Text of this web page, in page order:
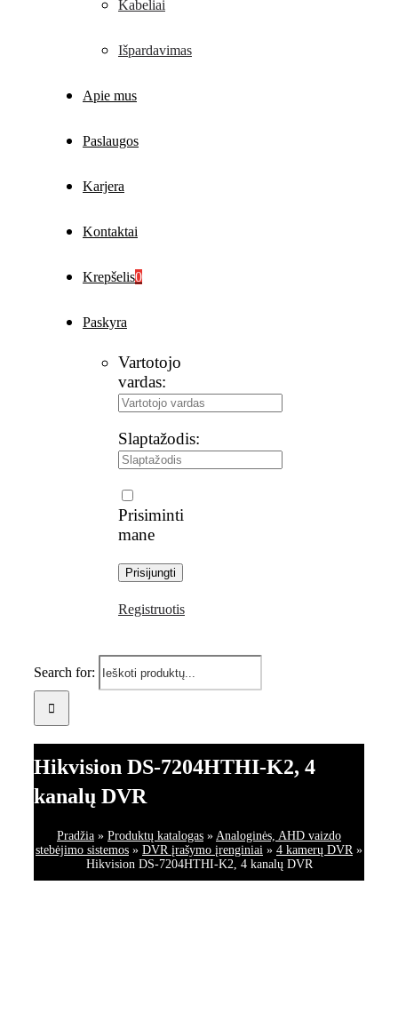
Kabeliai
Išpardavimas
Apie mus
Paslaugos
Karjera
Kontaktai
Krepšelis0
Paskyra
Vartotojo
vardas:
Slaptažodis:
Prisiminti
mane
Registruotis
Search for:
Hikvision DS-7204HTHI-K2, 4
kanalų DVR
Pradžia » Produktų katalogas » Analoginės, AHD vaizdo
stebėjimo sistemos » DVR įrašymo įrenginiai » 4 kamerų DVR»
Hikvision DS-7204HTHI-K2, 4 kanalų DVR